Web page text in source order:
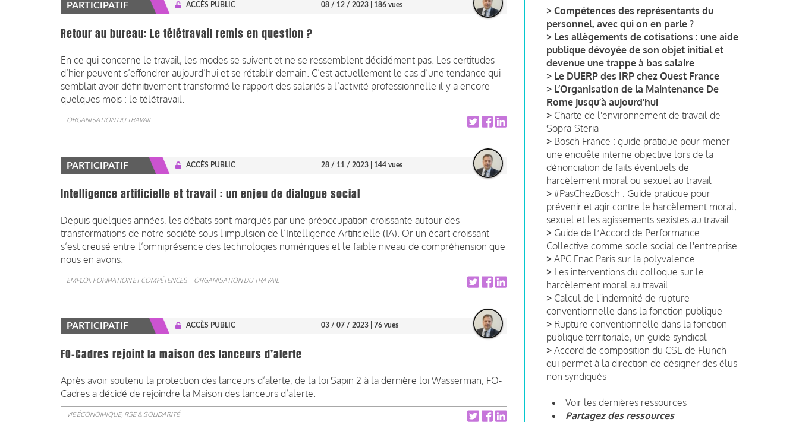
PARTICIPATIF ACCÈS PUBLIC 08 / 12 / 2023 | 186 vues
Retour au bureau: Le télétravail remis en question ?
En ce qui concerne le travail, les modes se suivent et ne se ressemblent décidément pas. Les certitudes
d’hier peuvent s’effondrer aujourd’hui et se rétablir demain. C’est actuellement le cas d’une tendance qui
semblait avoir définitivement transformé le rapport des salariés à l’activité professionnelle il y a encore
quelques mois : le télétravail.
ORGANISATION DU TRAVAIL
PARTICIPATIF ACCÈS PUBLIC 28 / 11 / 2023 | 144 vues
Intelligence artificielle et travail : un enjeu de dialogue social
Depuis quelques années, les débats sont marqués par une préoccupation croissante autour des
transformations de notre société sous l'impulsion de l’Intelligence Artificielle (IA). Or un écart croissant
s’est creusé entre l’omniprésence des technologies numériques et le faible niveau de compréhension que
nous en avons.
EMPLOI, FORMATION ET COMPÉTENCES ORGANISATION DU TRAVAIL
PARTICIPATIF ACCÈS PUBLIC 03 / 07 / 2023 | 76 vues
FO-Cadres rejoint la maison des lanceurs d’alerte
Après avoir soutenu la protection des lanceurs d’alerte, de la loi Sapin 2 à la dernière loi Wasserman, FO-
Cadres a décidé de rejoindre la Maison des lanceurs d’alerte.
VIE ÉCONOMIQUE, RSE & SOLIDARITÉ
> Compétences des représentants du
personnel, avec qui on en parle ?
> Les allègements de cotisations : une aide
publique dévoyée de son objet initial et
devenue une trappe à bas salaire
> Le DUERP des IRP chez Ouest France
> L’Organisation de la Maintenance De
Rome jusqu’à aujourd’hui
> Charte de l'environnement de travail de
Sopra-Steria
> Bosch France : guide pratique pour mener
une enquête interne objective lors de la
dénonciation de faits éventuels de
harcèlement moral ou sexuel au travail
> #PasChezBosch : Guide pratique pour
prévenir et agir contre le harcèlement moral,
sexuel et les agissements sexistes au travail
> Guide de lʼAccord de Performance
Collective comme socle social de l'entreprise
> APC Fnac Paris sur la polyvalence
> Les interventions du colloque sur le
harcèlement moral au travail
> Calcul de l'indemnité de rupture
conventionnelle dans la fonction publique
> Rupture conventionnelle dans la fonction
publique territoriale, un guide syndical
> Accord de composition du CSE de Flunch
qui permet à la direction de désigner des élus
non syndiqués
Voir les dernières ressources
Partagez des ressources